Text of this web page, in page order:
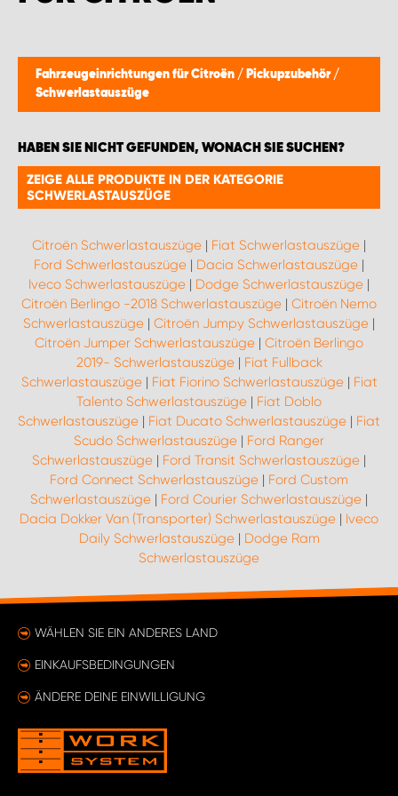
Fahrzeugeinrichtungen für Citroën / Pickupzubehör /
Schwerlastauszüge
HABEN SIE NICHT GEFUNDEN, WONACH SIE SUCHEN?
ZEIGE ALLE PRODUKTE IN DER KATEGORIE
SCHWERLASTAUSZÜGE
Citroën Schwerlastauszüge | Fiat Schwerlastauszüge |
Ford Schwerlastauszüge | Dacia Schwerlastauszüge |
Iveco Schwerlastauszüge | Dodge Schwerlastauszüge |
Citroën Berlingo -2018 Schwerlastauszüge | Citroën Nemo
Schwerlastauszüge | Citroën Jumpy Schwerlastauszüge |
Citroën Jumper Schwerlastauszüge | Citroën Berlingo
2019- Schwerlastauszüge| Fiat Fullback
Schwerlastauszüge| Fiat Fiorino Schwerlastauszüge| Fiat
Talento Schwerlastauszüge | Fiat Doblo
Schwerlastauszüge | Fiat Ducato Schwerlastauszüge | Fiat
Scudo Schwerlastauszüge | Ford Ranger
Schwerlastauszüge | Ford Transit Schwerlastauszüge |
Ford Connect Schwerlastauszüge | Ford Custom
Schwerlastauszüge | Ford Courier Schwerlastauszüge |
Dacia Dokker Van (Transporter) Schwerlastauszüge | Iveco
Daily Schwerlastauszüge| Dodge Ram
Schwerlastauszüge
WÄHLEN SIE EIN ANDERES LAND
EINKAUFSBEDINGUNGEN
ÄNDERE DEINE EINWILLIGUNG